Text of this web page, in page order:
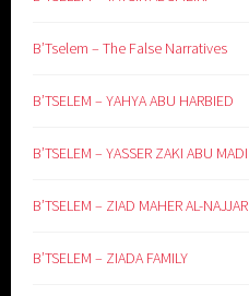
B’Tselem – The False Narratives
B’TSELEM – YAHYA ABU HARBIED
B’TSELEM – YASSER ZAKI ABU MADI
B’TSELEM – ZIAD MAHER AL-NAJJAR
B’TSELEM – ZIADA FAMILY